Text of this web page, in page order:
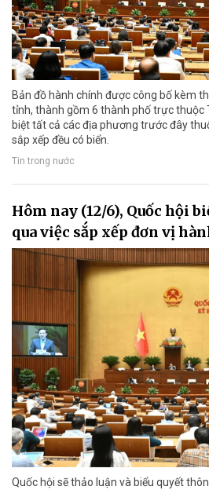
Bản đồ hành chính được công bố kèm
tỉnh, thành gồm 6 thành phố trực thuộc
biệt tất cả các địa phương trước đây
sắp xếp đều có biển.
Tin trong nước
Hôm nay (12/6), Quốc hội
qua việc sắp xếp đơn vị
Quốc hội sẽ thảo luận và biểu quyết